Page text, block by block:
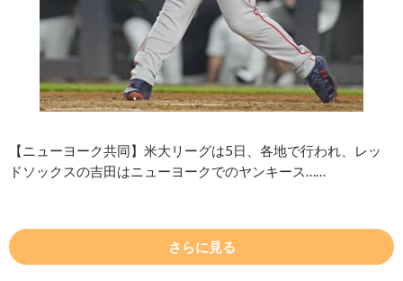
【ニューヨーク共同】米大リーグは5日、各地で行われ、レッ
ドソックスの吉田はニューヨークでのヤンキース……
さらに見る